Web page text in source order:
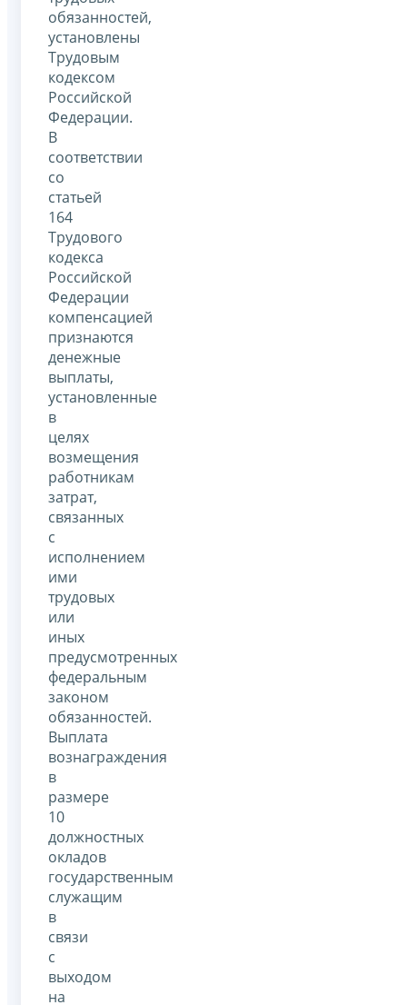
обязанностей,
установлены
Трудовым
кодексом
Российской
Федерации.
В
соответствии
со
статьей
164
Трудового
кодекса
Российской
Федерации
компенсацией
признаются
денежные
выплаты,
установленные
в
целях
возмещения
работникам
затрат,
связанных
с
исполнением
ими
трудовых
или
иных
предусмотренных
федеральным
законом
обязанностей.
Выплата
вознаграждения
в
размере
10
должностных
окладов
государственным
служащим
в
связи
с
выходом
на